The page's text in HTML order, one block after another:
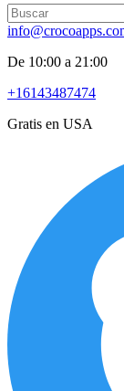
De 10:00 a 21:00
+16143487474
Gratis en USA